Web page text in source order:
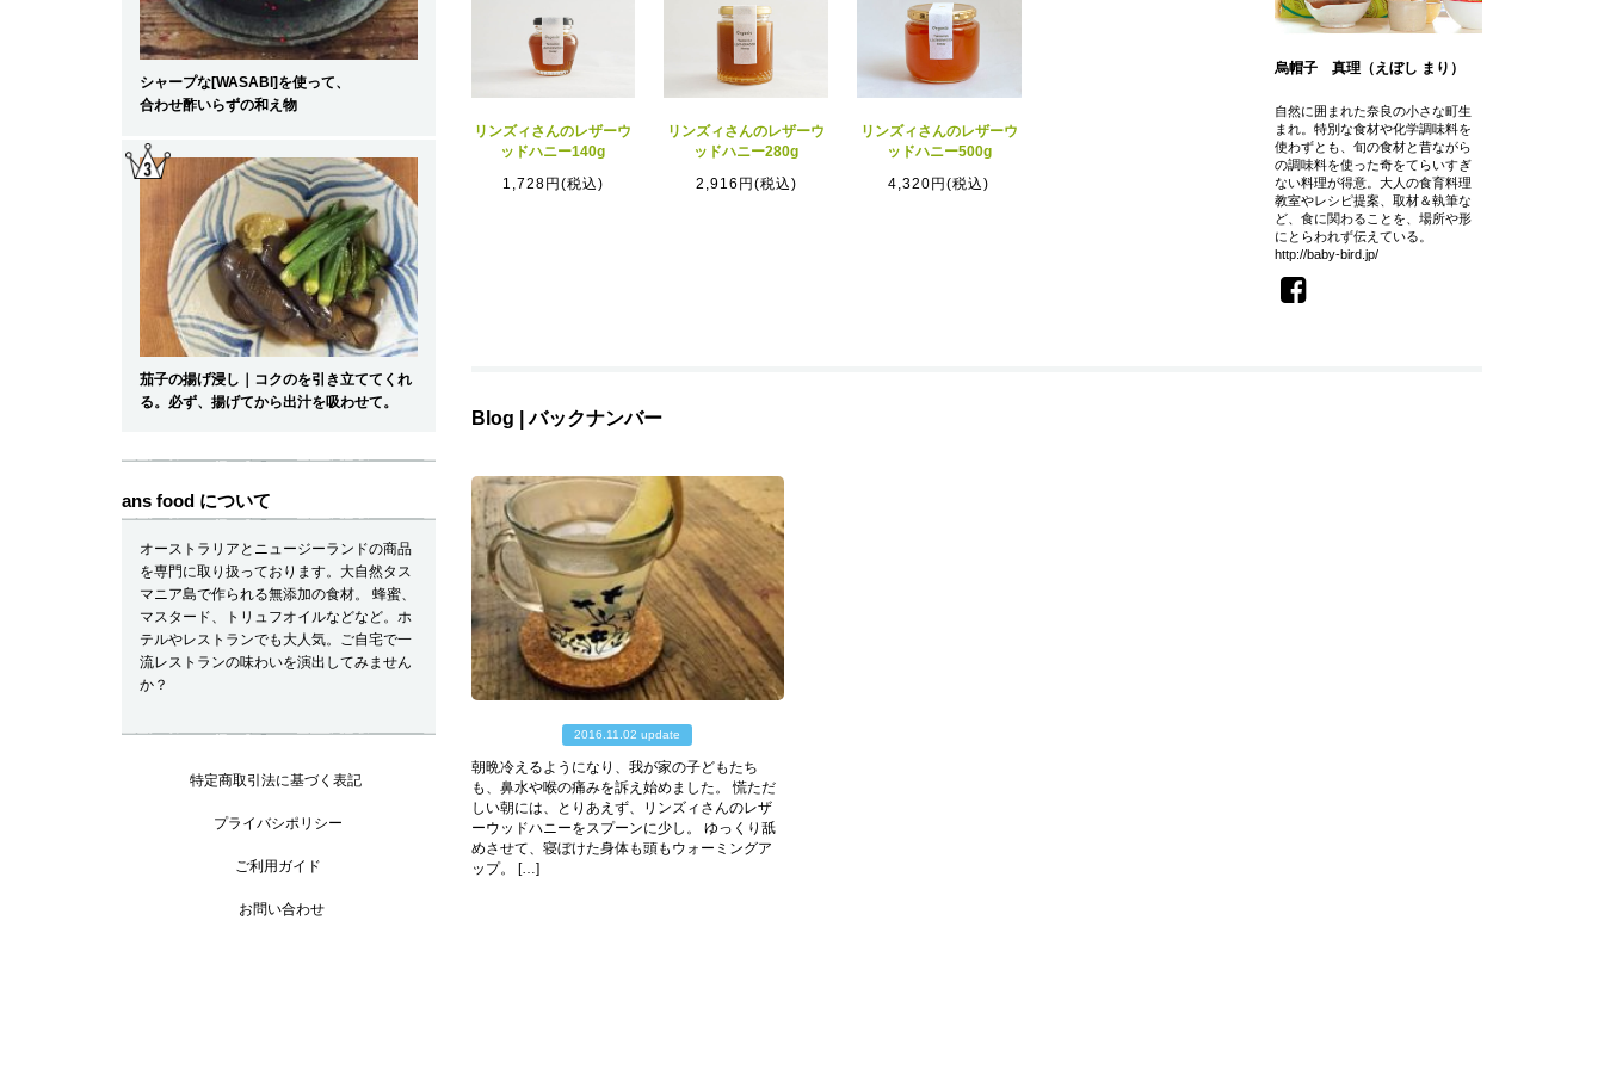
リンズィさんのレザーウ
ッドハニー140g
1,728円(税込)
リンズィさんのレザーウ
ッドハニー280g
2,916円(税込)
リンズィさんのレザーウ
ッドハニー500g
4,320円(税込)
烏帽子 真理（えぼし まり）
自然に囲まれた奈良の小さな町生
まれ。特別な食材や化学調味料を
使わずとも、旬の食材と昔ながら
の調味料を使った奇をてらいすぎ
ない料理が得意。大人の食育料理
教室やレシピ提案、取材＆執筆な
ど、食に関わることを、場所や形
にとらわれず伝えている。
http://baby-bird.jp/
Blog | バックナンバー
2016.11.02 update
朝晩冷えるようになり、我が家の子どもたち
も、鼻水や喉の痛みを訴え始めました。 慌ただ
しい朝には、とりあえず、リンズィさんのレザ
ーウッドハニーをスプーンに少し。 ゆっくり舐
めさせて、寝ぼけた身体も頭もウォーミングア
ップ。 […]
シャープな[WASABI]を使って、
合わせ酢いらずの和え物
茄子の揚げ浸し｜コクのを引き立ててくれ
る。必ず、揚げてから出汁を吸わせて。
ans food について
オーストラリアとニュージーランドの商品
を専門に取り扱っております。大自然タス
マニア島で作られる無添加の食材。 蜂蜜、
マスタード、トリュフオイルなどなど。ホ
テルやレストランでも大人気。ご自宅で一
流レストランの味わいを演出してみません
か？
特定商取引法に基づく表記
プライバシポリシー
ご利用ガイド
お問い合わせ